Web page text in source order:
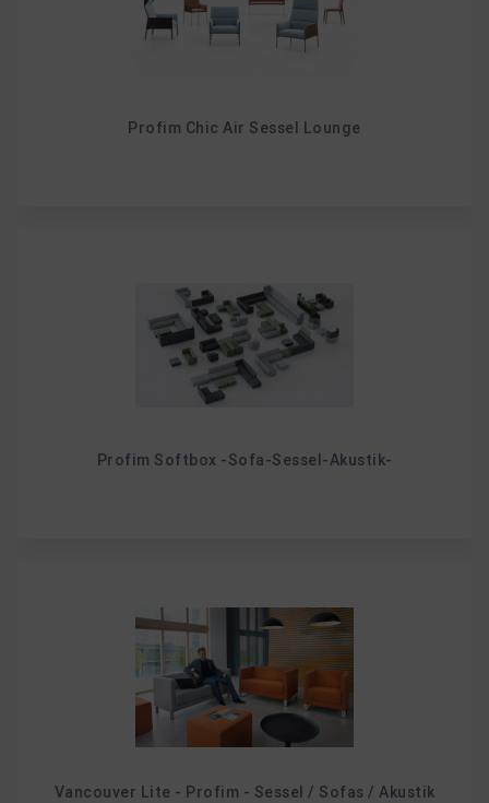
Profim Chic Air Sessel Lounge
Profim Softbox -Sofa-Sessel-Akustik-
Vancouver Lite - Profim - Sessel / Sofas / Akustik